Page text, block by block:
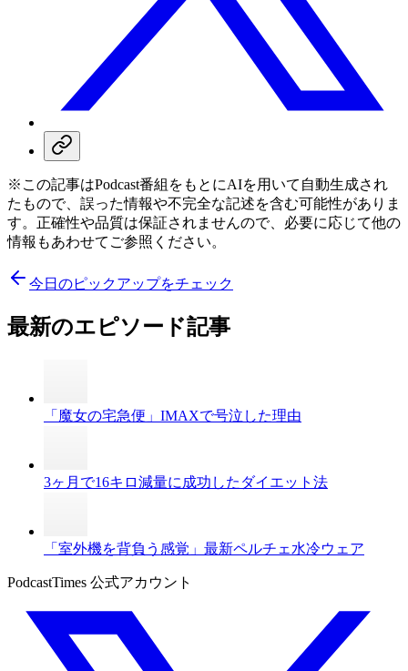
※この記事はPodcast番組をもとにAIを用いて自動生成され
たもので、誤った情報や不完全な記述を含む可能性がありま
す。正確性や品質は保証されませんので、必要に応じて他の
情報もあわせてご参照ください。
今日のピックアップをチェック
最新のエピソード記事
「魔女の宅急便」IMAXで号泣した理由
3ヶ月で16キロ減量に成功したダイエット法
「室外機を背負う感覚」最新ペルチェ水冷ウェア
PodcastTimes 公式アカウント